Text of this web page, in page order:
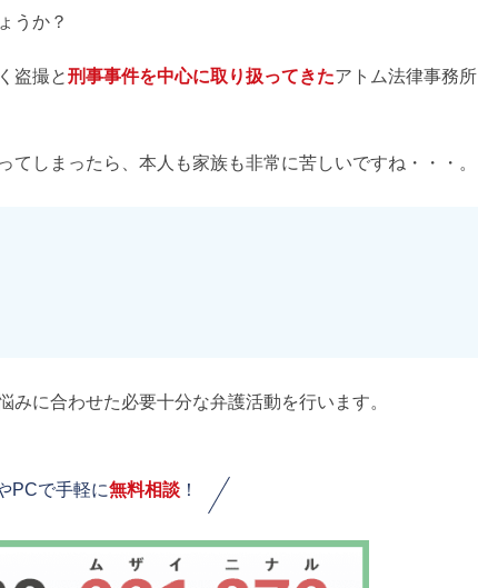
うか？
盗撮と刑事事件を中心に取り扱ってきたアトム法律事務所
しまったら、本人も家族も非常に苦しいですね・・・。
に合わせた必要十分な弁護活動を行います。
PCで手軽に無料相談 ！